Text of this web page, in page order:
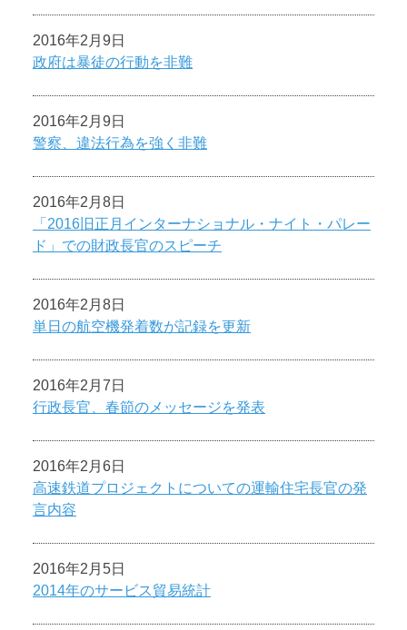
2016年2月9日
政府は暴徒の行動を非難
2016年2月9日
警察、違法行為を強く非難
2016年2月8日
「2016旧正月インターナショナル・ナイト・パレー
ド」での財政長官のスピーチ
2016年2月8日
単日の航空機発着数が記録を更新
2016年2月7日
行政長官、春節のメッセージを発表
2016年2月6日
高速鉄道プロジェクトについての運輸住宅長官の発
言内容
2016年2月5日
2014年のサービス貿易統計